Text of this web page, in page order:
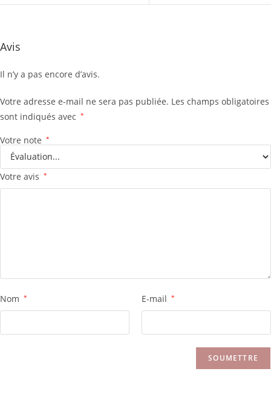
Avis
Il n’y a pas encore d’avis.
Votre adresse e-mail ne sera pas publiée. Les champs obligatoires
sont indiqués avec *
Votre note *
Votre avis *
Nom * E-mail *